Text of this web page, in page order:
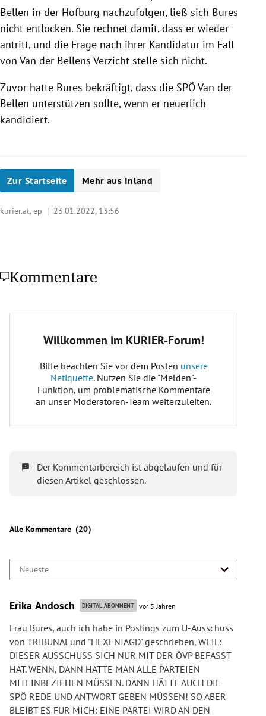
Bellen in der Hofburg nachzufolgen, ließ sich Bures
nicht entlocken. Sie rechnet damit, dass er wieder
antritt, und die Frage nach ihrer Kandidatur im Fall
von Van der Bellens Verzicht stelle sich nicht.
Zuvor hatte Bures bekräftigt, dass die SPÖ Van der
Bellen unterstützen sollte, wenn er neuerlich
kandidiert.
Zur Startseite Mehr aus Inland
kurier.at, ep | 23.01.2022, 13:56
Kommentare